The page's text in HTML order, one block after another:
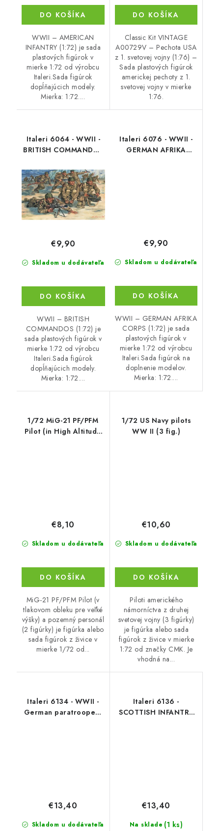
DO KOŠÍKA
WWII – AMERICAN
INFANTRY (1:72) je sada
plastových figúrok v
mierke 1:72 od výrobcu
Italeri.Sada figúrok
dopĺňajúcich modely.
Mierka: 1:72....
DO KOŠÍKA
Classic Kit VINTAGE
A00729V – Pechota USA
z 1. svetovej vojny (1:76) –
Sada plastových figúrok
americkej pechoty z 1.
svetovej vojny v mierke
1:76.
Italeri 6064 - WWII -
BRITISH COMMANDOS
Skladom u dodávateľa
€9,90
DO KOŠÍKA
WWII – BRITISH
COMMANDOS (1:72) je
sada plastových figúrok v
mierke 1:72 od výrobcu
Italeri.Sada figúrok
dopĺňajúcich modely.
Mierka: 1:72....
Italeri 6076 - WWII -
GERMAN AFRIKA
Skladom u dodávateľa
€9,90
DO KOŠÍKA
WWII – GERMAN AFRIKA
CORPS (1:72) je sada
plastových figúrok v
mierke 1:72 od výrobcu
Italeri.Sada figúrok na
doplnenie modelov.
Mierka: 1:72....
1/72 MiG-21 PF/PFM
Pilot (in High Altitude
Skladom u dodávateľa
€8,10
DO KOŠÍKA
MiG-21 PF/PFM Pilot (v
tlakovom obleku pre veľké
výšky) a pozemný personál
(2 figúrky) je figúrka alebo
sada figúrok z živice v
mierke 1/72 od...
1/72 US Navy pilots
WW II (3 fig.)
Skladom u dodávateľa
€10,60
DO KOŠÍKA
Piloti amerického
námorníctva z druhej
svetovej vojny (3 figúrky)
je figúrka alebo sada
figúrok z živice v mierke
1:72 od značky CMK. Je
vhodná na...
Italeri 6134 - WWII -
German paratroopers
Skladom u dodávateľa
€13,40
Italeri 6136 -
SCOTTISH INFANTRY
Na sklade (1 ks)
€13,40